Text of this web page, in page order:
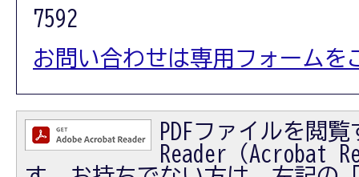
7592
お問い合わせは専用フォームを
PDFファイルを閲
Reader（Acrobat